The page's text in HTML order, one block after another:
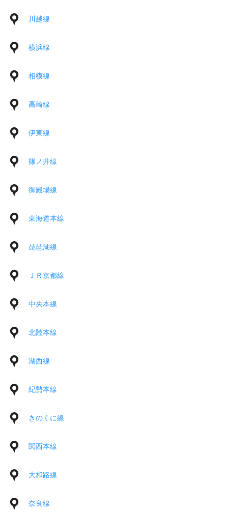
川越線
横浜線
相模線
高崎線
伊東線
篠ノ井線
御殿場線
東海道本線
琵琶湖線
ＪＲ京都線
中央本線
北陸本線
湖西線
紀勢本線
きのくに線
関西本線
大和路線
奈良線